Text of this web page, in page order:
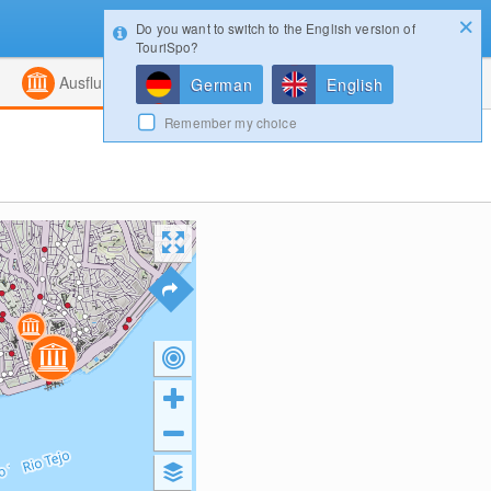
Kombiniert
Ausflugsziele Magazin
Login
Do you want to switch to the English version of
TouriSpo?
German English
Remember my choice
Konfigurator Gewinnspiele